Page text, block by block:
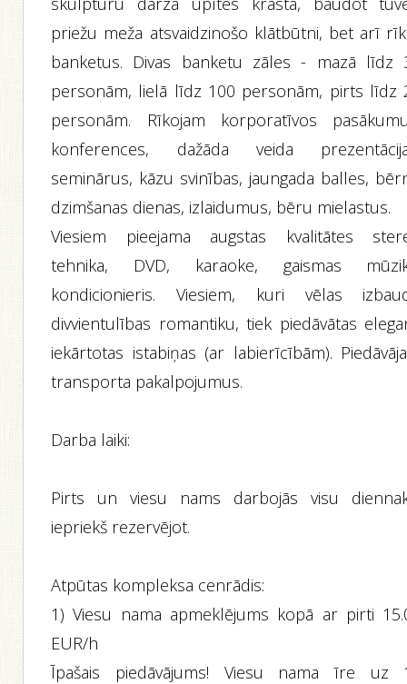
priežu meža atsvaidzinošo klātbūtni, bet arī
banketus. Divas banketu zāles - mazā līdz
personām, lielā līdz 100 personām, pirts līdz
personām. Rīkojam korporatīvos
konferences, dažāda veida
seminārus, kāzu svinības, jaungada balles,
dzimšanas dienas, izlaidumus, bēru mielastus.
Viesiem pieejama augstas kvalitātes
tehnika, DVD, karaoke, gaismas
kondicionieris. Viesiem, kuri vēlas
divvientulības romantiku, tiek piedāvātas
iekārtotas istabiņas (ar labierīcībām).
transporta pakalpojumus.
Darba laiki:
Pirts un viesu nams darbojās visu
iepriekš rezervējot.
Atpūtas kompleksa cenrādis:
1) Viesu nama apmeklējums kopā ar pirti
EUR/h
Īpašais piedāvājums! Viesu nama īre uz